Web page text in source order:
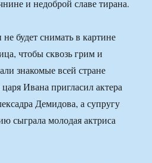
и недоброй славе тирана.
будет снимать в картине
чтобы сквозь грим и
знакомые всей стране
Ивана пригласил актера
Демидова, а супругу
сыграла молодая актриса